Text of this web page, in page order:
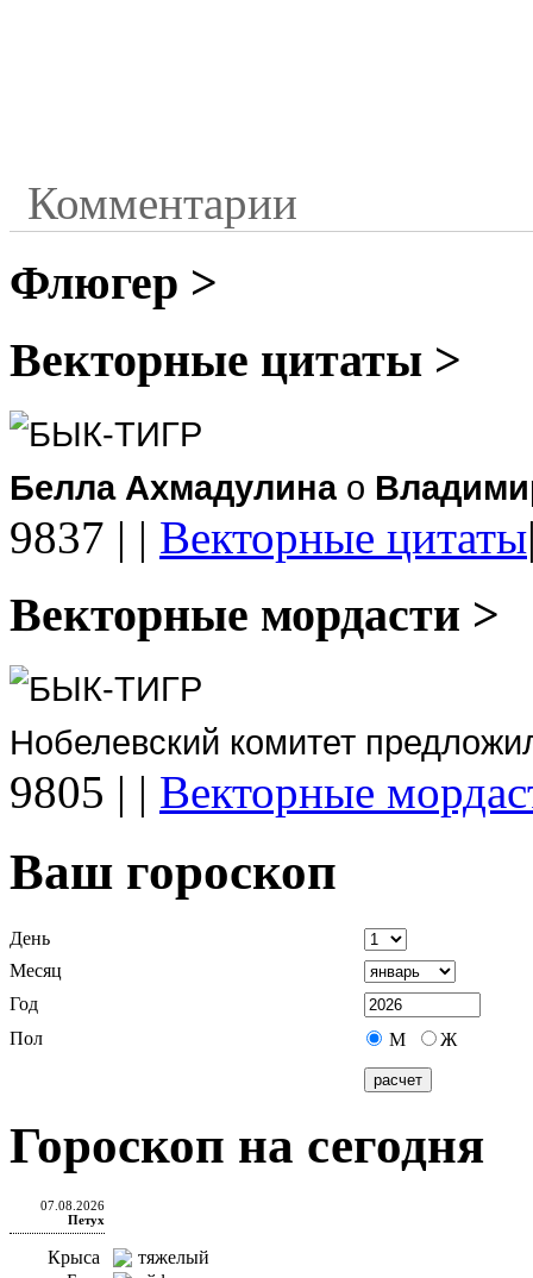
Комментарии
Флюгер >
Векторные цитаты >
БЫК-ТИГР
Белла Ахмадулина о
9837 | | Векторные цитаты
Векторные мордасти >
БЫК-ТИГР
Нобелевский комитет
9805 | | Векторные
Ваш гороскоп
День
Месяц
Год
Пол
М Ж
Гороскоп на сегодня
07.08.2026
Петух
Крыса
тяжелый